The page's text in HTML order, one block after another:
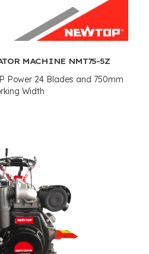
MACHINE NMT75-5Z
Power 24 Blades and 750mm
Width